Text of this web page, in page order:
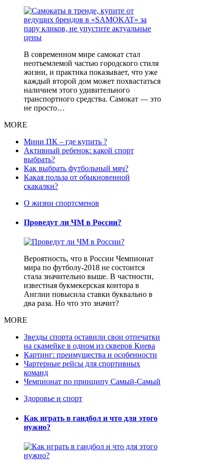
В современном мире самокат стал
неотъемлемой частью городского стиля
жизни, и практика показывает, что уже
каждый второй дом может похвастаться
наличием этого удивительного
транспортного средства. Самокат — это
не просто…
MORE
Мини ПК – где купить ?
Активный ребенок: какой спорт
выбрать?
Как выбрать футбольный мяч?
Какая польза от обыкновенной
скакалки?
О жизни спортсменов
Проведут ли ЧМ в России?
Вероятность, что в России Чемпионат
мира по футболу-2018 не состоится
стала значительно выше. В частности,
известная букмекерская контора в
Англии повысила ставки буквально в
два раза. Но что это значит?
MORE
Звезды спорта оставили свои отпечатки
на скамейке в одном из скверов Киева
Картинг: преимущества и особенности
Чартерные рейсы для спортивных
команд
Чемпионат по принципу Самый-Самый
Здоровье и спорт
Как играть в гандбол и что для этого
нужно?